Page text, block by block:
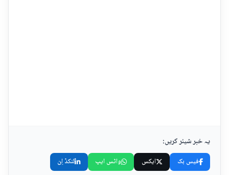
یہ خبر شیئر کریں:
فیس بک ایکس واٹس ایپ لنکڈ اِن